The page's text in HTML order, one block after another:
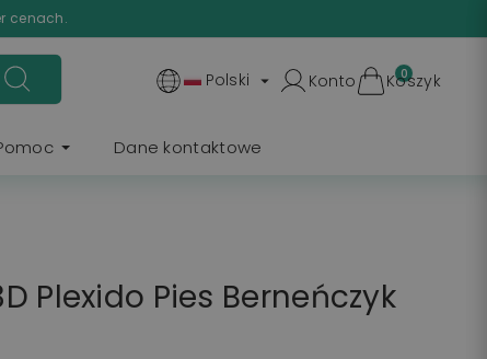
cenach.
Polski  Konto 0
Koszyk
Dane kontaktowe
Plexido Pies Berneńczyk